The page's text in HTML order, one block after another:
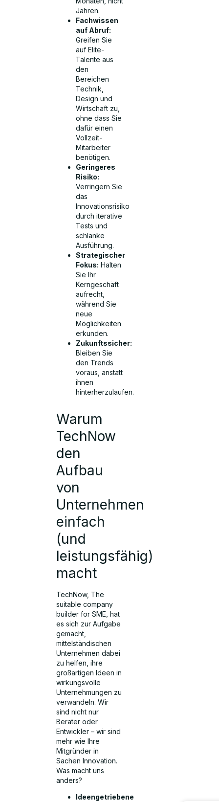
Jahren.
Fachwissen
auf Abruf:
Greifen Sie
auf Elite-
Talente aus
den
Bereichen
Technik,
Design und
Wirtschaft zu,
ohne dass Sie
dafür einen
Vollzeit-
Mitarbeiter
benötigen.
Geringeres
Risiko:
Verringern Sie
das
Innovationsrisiko
durch iterative
Tests und
schlanke
Ausführung.
Strategischer
Fokus: Halten
Sie Ihr
Kerngeschäft
aufrecht,
während Sie
neue
Möglichkeiten
erkunden.
Zukunftssicher:
Bleiben Sie
den Trends
voraus, anstatt
ihnen
hinterherzulaufen.
Warum
TechNow
den
Aufbau
von
Unternehmen
einfach
(und
leistungsfähig)
macht
TechNow, The
suitable company
builder for SME, hat
es sich zur Aufgabe
gemacht,
mittelständischen
Unternehmen dabei
zu helfen, ihre
großartigen Ideen in
wirkungsvolle
Unternehmungen zu
verwandeln. Wir
sind nicht nur
Berater oder
Entwickler – wir sind
mehr wie Ihre
Mitgründer in
Sachen Innovation.
Was macht uns
anders?
Ideengetriebene